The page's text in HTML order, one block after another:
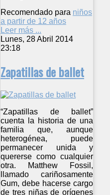
Recomendado para niños
a partir de 12 años
Leer más ...
Lunes, 28 Abril 2014
23:18
Zapatillas de ballet
“Zapatillas de ballet”
cuenta la historia de una
familia que, aunque
heterogénea, puede
permanecer unida y
quererse como cualquier
otra. Matthew Fossil,
llamado cariñosamente
Gum, debe hacerse cargo
de tres niñas de orígenes